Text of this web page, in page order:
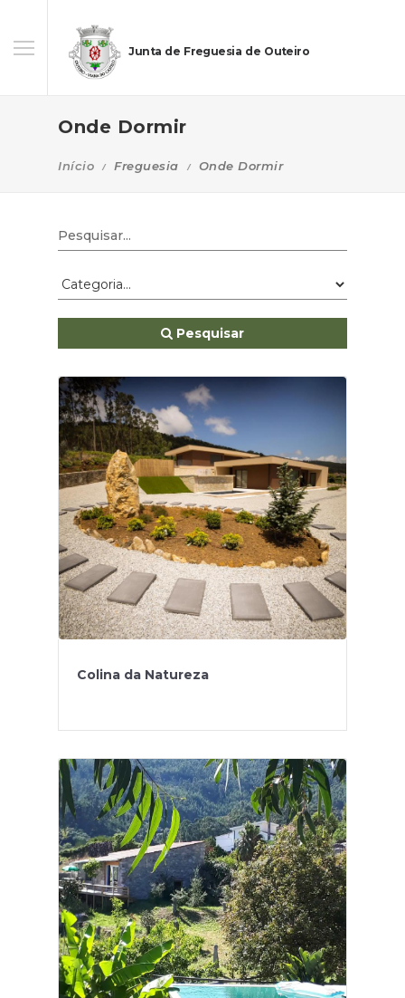
Junta de Freguesia de Outeiro
Onde Dormir
Início Freguesia Onde Dormir
Pesquisar
Colina da Natureza